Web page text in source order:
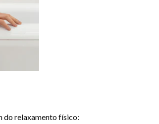
do relaxamento físico: